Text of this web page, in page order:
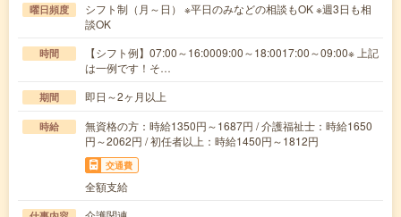
曜日頻度
シフト制（月～日） ※平日のみなどの相談もOK ※週3日も相
談OK
時間
【シフト例】07:00～16:0009:00～18:0017:00～09:00※ 上記
は一例です！そ…
期間 即日～2ヶ月以上
時給
無資格の方：時給1350円～1687円 / 介護福祉士：時給1650
円～2062円 / 初任者以上：時給1450円～1812円
交通費
全額支給